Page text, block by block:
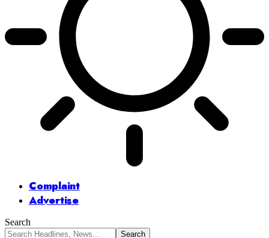
Complaint
Advertise
Search